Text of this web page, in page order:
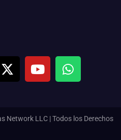
Network LLC | Todos los Derechos